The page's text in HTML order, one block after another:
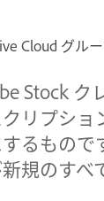
Cloud グル
Stock ク
リプショ
るもの
規のすべ